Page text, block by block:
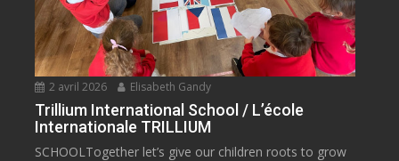
2 avril 2026 Elisabeth Gandy
Trillium International School / L’école
Internationale TRILLIUM
SCHOOLTogether let’s give our children roots to grow